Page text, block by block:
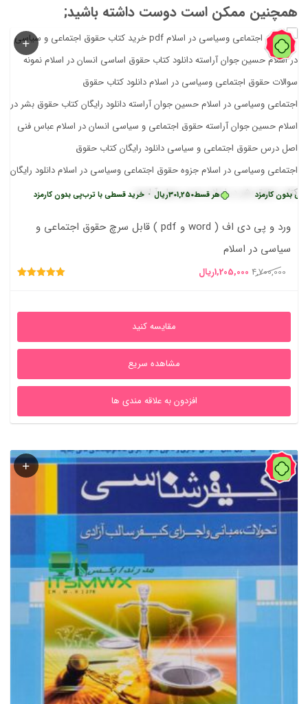
همچنین ممکن است دوست داشته باشید;
74%
هر قسط301,250ریال • خرید قسطی با ترب‌پی بدون کارمزد کارمزد
ورد و پی دی اف ( word و pdf ) قابل سرچ حقوق اجتماعی و
سیاسی در اسلام
4,700,000 قیمت
4,700,000ریال
1,205,000ریال
1,205,000ریال
مقایسه کنید
مشاهده سریع
افزدون به علاقه مندی ها
41%